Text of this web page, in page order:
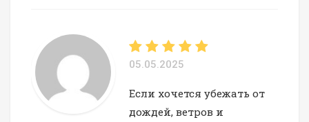
05.05.2025
Если хочется убежать от
дождей, ветров и